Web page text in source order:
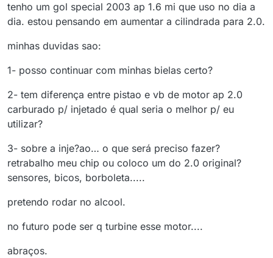
tenho um gol special 2003 ap 1.6 mi que uso no dia a
dia. estou pensando em aumentar a cilindrada para 2.0.
minhas duvidas sao:
1- posso continuar com minhas bielas certo?
2- tem diferença entre pistao e vb de motor ap 2.0
carburado p/ injetado é qual seria o melhor p/ eu
utilizar?
3- sobre a inje?ao… o que será preciso fazer?
retrabalho meu chip ou coloco um do 2.0 original?
sensores, bicos, borboleta.....
pretendo rodar no alcool.
no futuro pode ser q turbine esse motor....
abraços.